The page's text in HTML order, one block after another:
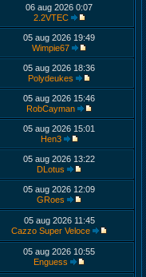
06 aug 2026 0:07
2.2VTEC
05 aug 2026 19:49
Wimpie67
05 aug 2026 18:36
Polydeukes
05 aug 2026 15:46
RobCayman
05 aug 2026 15:01
Hen3
05 aug 2026 13:22
DLotus
05 aug 2026 12:09
GRoes
05 aug 2026 11:45
Cazzo Super Veloce
05 aug 2026 10:55
Enguess